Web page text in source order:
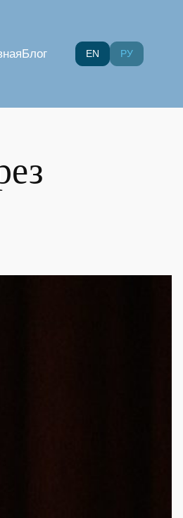
Блог EN РУ